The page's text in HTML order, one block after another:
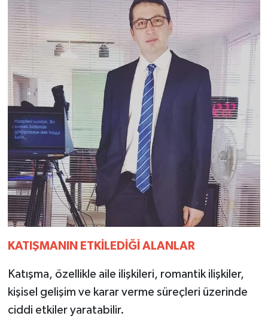
KATIŞMANIN ETKİLEDİĞİ ALANLAR
Katışma, özellikle aile ilişkileri, romantik ilişkiler,
kişisel gelişim ve karar verme süreçleri üzerinde
ciddi etkiler yaratabilir.